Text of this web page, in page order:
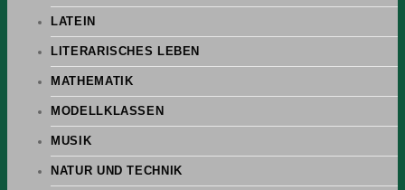
LATEIN
LITERARISCHES LEBEN
MATHEMATIK
MODELLKLASSEN
MUSIK
NATUR UND TECHNIK